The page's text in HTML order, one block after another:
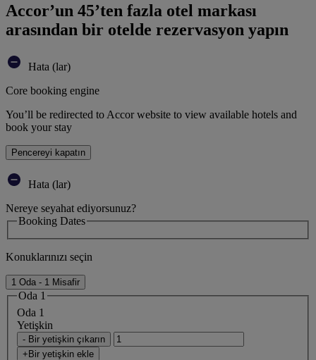
Accor’un 45’ten fazla otel markası
arasından bir otelde rezervasyon yapın
Hata (lar)
Core booking engine
You’ll be redirected to Accor website to view available hotels and
book your stay
Pencereyi kapatın
Hata (lar)
Nereye seyahat ediyorsunuz?
Booking Dates
Konuklarınızı seçin
1 Oda - 1 Misafir
Oda 1
Oda 1
Yetişkin
- Bir yetişkin çıkarın
+Bir yetişkin ekle